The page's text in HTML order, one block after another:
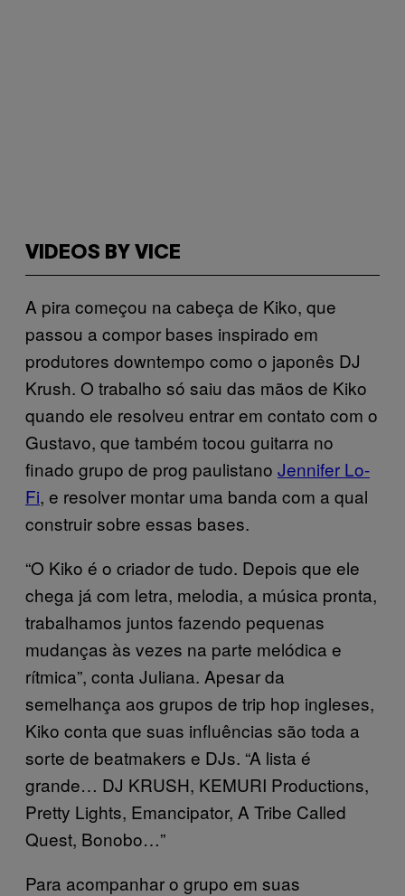
VIDEOS BY VICE
A pira começou na cabeça de Kiko, que
passou a compor bases inspirado em
produtores downtempo como o japonês DJ
Krush. O trabalho só saiu das mãos de Kiko
quando ele resolveu entrar em contato com o
Gustavo, que também tocou guitarra no
finado grupo de prog paulistano Jennifer Lo-
Fi, e resolver montar uma banda com a qual
construir sobre essas bases.
“O Kiko é o criador de tudo. Depois que ele
chega já com letra, melodia, a música pronta,
trabalhamos juntos fazendo pequenas
mudanças às vezes na parte melódica e
rítmica”, conta Juliana. Apesar da
semelhança aos grupos de trip hop ingleses,
Kiko conta que suas influências são toda a
sorte de beatmakers e DJs. “A lista é
grande… DJ KRUSH, KEMURI Productions,
Pretty Lights, Emancipator, A Tribe Called
Quest, Bonobo…”
Para acompanhar o grupo em suas